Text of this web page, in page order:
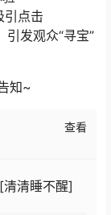
引点击
发观众“寻宝”
知~
查看
清睡不醒]